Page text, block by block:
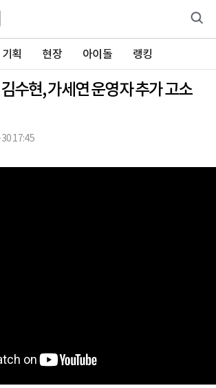
기획 현장 아이돌 랭킹
수현, 가세연 운영자 추가 고소
17:45